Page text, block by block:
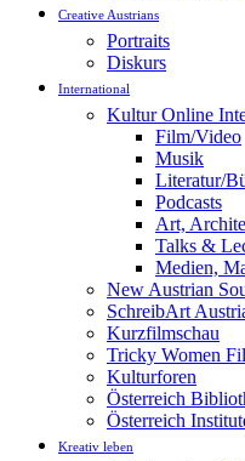
Creative Austrians
Portraits
Diskurs
International
Kultur Online
Film/Video
Musik
Literatur/
Podcasts
Art,
Talks &
Medien,
New Austrian
SchreibArt
Kurzfilmschau
Tricky Women
Kulturforen
Österreich
Österreich
Kreativ leben